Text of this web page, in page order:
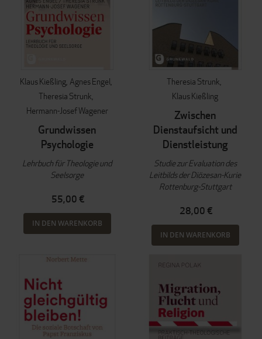
Klaus Kießling Agnes Engel
Theresia Strunk
Hermann-Josef Wagener
Grundwissen
Psychologie
Lehrbuch für Theologie und
Seelsorge
55,00 €
IN DEN WARENKORB
Theresia Strunk
Klaus Kießling
Zwischen
Dienstaufsicht und
Dienstleistung
Studie zur Evaluation des
Leitbilds der Diözesan-Kurie
Rottenburg-Stuttgart
28,00 €
IN DEN WARENKORB